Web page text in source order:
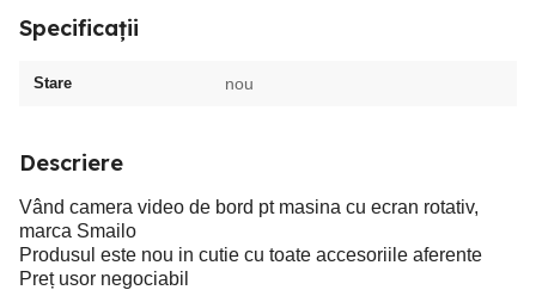
Specificații
Stare nou
Descriere
Vând camera video de bord pt masina cu ecran rotativ,
marca Smailo
Produsul este nou in cutie cu toate accesoriile aferente
Preț usor negociabil